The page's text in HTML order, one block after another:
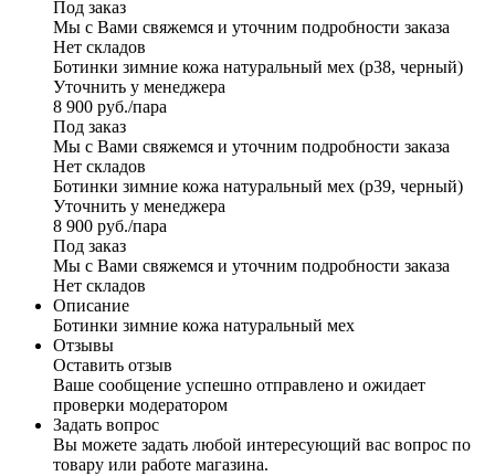
Под заказ
Мы с Вами свяжемся и уточним подробности заказа
Нет складов
Ботинки зимние кожа натуральный мех (р38, черный)
Уточнить у менеджера
8 900 руб./пара
Под заказ
Мы с Вами свяжемся и уточним подробности заказа
Нет складов
Ботинки зимние кожа натуральный мех (р39, черный)
Уточнить у менеджера
8 900 руб./пара
Под заказ
Мы с Вами свяжемся и уточним подробности заказа
Нет складов
Описание
Ботинки зимние кожа натуральный мех
Отзывы
Оставить отзыв
Ваше сообщение успешно отправлено и ожидает
проверки модератором
Задать вопрос
Вы можете задать любой интересующий вас вопрос по
товару или работе магазина.